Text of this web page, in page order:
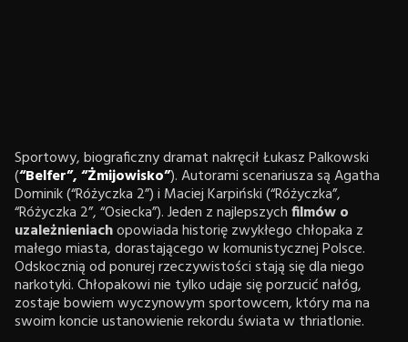
Sportowy, biograficzny dramat nakręcił Łukasz Palkowski
(“Belfer”,“Żmijowisko”). Autorami scenariusza są Agatha
Dominik (“Różyczka 2”) i Maciej Karpiński (“Różyczka”,
“Różyczka 2”, “Osiecka”). Jeden z najlepszychfilmów o
uzależnieniachopowiada historię zwykłego chłopaka z
małego miasta, dorastającego w komunistycznej Polsce.
Odskocznią od ponurej rzeczywistości stają się dla niego
narkotyki. Chłopakowi nie tylko udaje się porzucić nałóg,
zostaje bowiem wyczynowym sportowcem, który ma na
swoim koncie ustanowienie rekordu świata w thriatlonie.